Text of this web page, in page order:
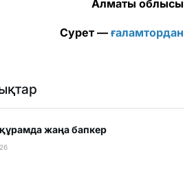
Алматы облысы
Сурет — ғаламтордан
жаңа бапкер